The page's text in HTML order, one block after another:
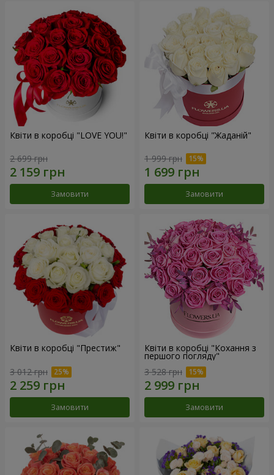
Квіти в коробці "LOVE YOU!"
2 699 грн
Замовити
Квіти в коробці "Жаданій"
1 999 грн
Замовити
Квіти в коробці "Престиж"
3 012 грн
Замовити
Квіти в коробці "Кохання з
першого погляду"
3 528 грн
Замовити